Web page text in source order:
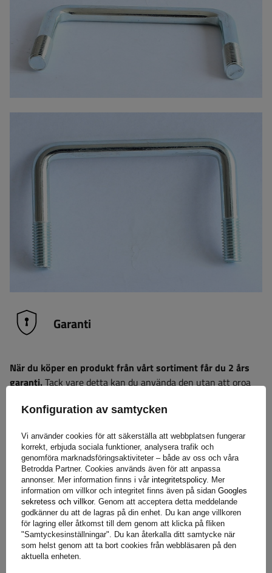
Garanti
När du köper en produkt från vårt sortiment får du 2 års
garanti.Tack vare detta kan du använda den utan att oroa
säkerställa din tillfredsställelse har vi förenklat processen för
– allt du behöver göra är attfyll i och skicka in formuläret
som finns på vår webbplats.
Hjälp
Har du frågor om valet eller användningen av våra
produkter? Kontakta oss! Unitrailers specialister ger dig
Konfiguration av samtycken
Vi använder cookies för att säkerställa att webbplatsen fungerar
korrekt, erbjuda sociala funktioner, analysera trafik och
genomföra marknadsföringsaktiviteter – både av oss och våra
Betrodda Partner. Cookies används även för att anpassa
annonser. Mer information finns i vår integritetspolicy. Mer
information om villkor och integritet finns även på sidan Googles
sekretess och villkor. Genom att acceptera detta meddelande
godkänner du att de lagras på din enhet. Du kan ange villkoren
för lagring eller åtkomst till dem genom att klicka på fliken
"Samtyckesinställningar". Du kan återkalla ditt samtycke när
som helst genom att ta bort cookies från webbläsaren på den
aktuella enheten.